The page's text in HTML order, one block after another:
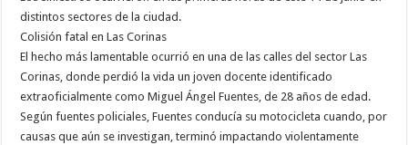
distintos sectores de la ciudad.
Colisión fatal en Las Corinas
El hecho más lamentable ocurrió en una de las calles del sector Las
Corinas, donde perdió la vida un joven docente identificado
extraoficialmente como Miguel Ángel Fuentes, de 28 años de edad.
Según fuentes policiales, Fuentes conducía su motocicleta cuando, por
causas que aún se investigan, terminó impactando violentamente